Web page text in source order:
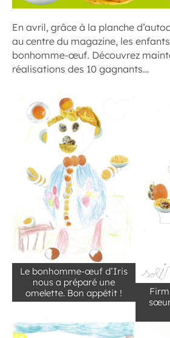
En avril, grâce à la planche
au centre du magazine, les
bonhomme-œuf. Découvrez
réalisations des 10 gagnants…
Le bonhomme-œuf d’Iris
nous a préparé une
omelette. Bon appétit !